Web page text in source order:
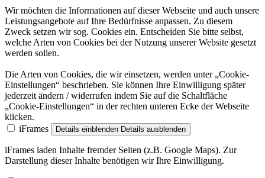
Wir möchten die Informationen auf dieser Webseite und auch unsere
Leistungsangebote auf Ihre Bedürfnisse anpassen. Zu diesem
Zweck setzen wir sog. Cookies ein. Entscheiden Sie bitte selbst,
welche Arten von Cookies bei der Nutzung unserer Website gesetzt
werden sollen.
Die Arten von Cookies, die wir einsetzen, werden unter „Cookie-
Einstellungen“ beschrieben. Sie können Ihre Einwilligung später
jederzeit ändern / widerrufen indem Sie auf die Schaltfläche
„Cookie-Einstellungen“ in der rechten unteren Ecke der Webseite
klicken.
iFrames
Details einblenden Details ausblenden
iFrames laden Inhalte fremder Seiten (z.B. Google Maps). Zur
Darstellung dieser Inhalte benötigen wir Ihre Einwilligung.